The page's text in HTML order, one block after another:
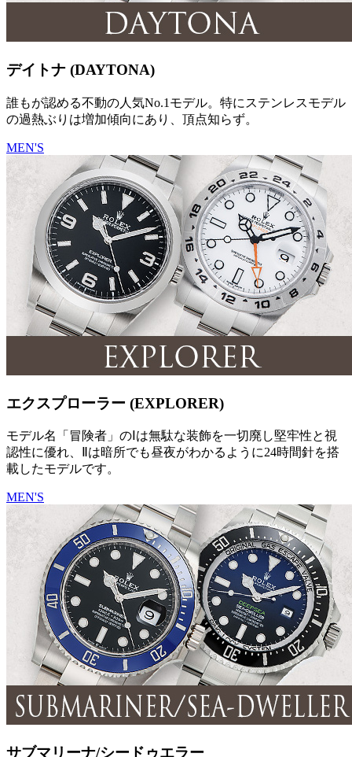
デイトナ (DAYTONA)
誰もが認める不動の人気No.1モデル。特にステンレスモデル
の過熱ぶりは増加傾向にあり、頂点知らず。
MEN'S
エクスプローラー (EXPLORER)
モデル名「冒険者」のⅠは無駄な装飾を一切廃し堅牢性と視
認性に優れ、Ⅱは暗所でも昼夜がわかるように24時間針を搭
載したモデルです。
MEN'S
サブマリーナ/シードゥエラー